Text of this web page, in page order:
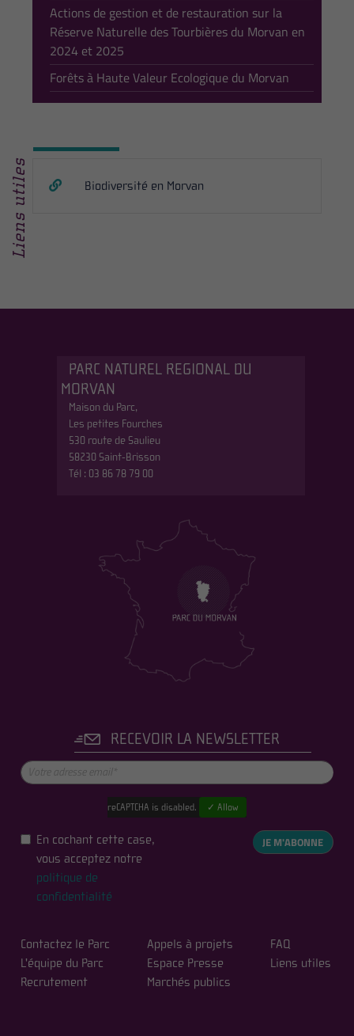
Actions de gestion et de restauration sur la
Réserve Naturelle des Tourbières du Morvan en
2024 et 2025
Forêts à Haute Valeur Ecologique du Morvan
Liens utiles Biodiversité en Morvan
PARC NATUREL REGIONAL DU
MORVAN
Maison du Parc,
Les petites Fourches
530 route de Saulieu
58230 Saint-Brisson
Tél : 03 86 78 79 00
RECEVOIR LA NEWSLETTER
reCAPTCHA is disabled. ✓ Allow
En cochant cette case,
vous acceptez notre
politique de
confidentialité
JE M'ABONNE
Contactez le Parc
L'équipe du Parc
Recrutement
Appels à projets
Espace Presse
Marchés publics
FAQ
Liens utiles